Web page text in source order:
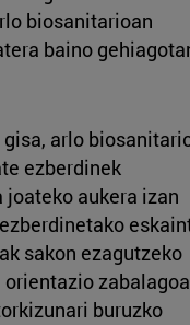
biosanitarioan
baino
arlo
ezberdinek
aukera izan
sakon ezagutzeko
orientazio zabalagoa
buruzko